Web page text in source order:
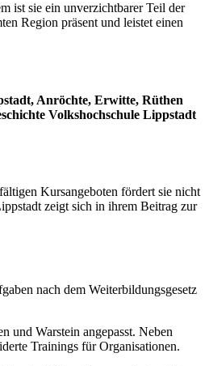
ist sie ein unverzichtbarer Teil der
Region präsent und leistet einen
Anröchte, Erwitte, Rüthen
Volkshochschule Lippstadt
Kursangeboten fördert sie nicht
zeigt sich in ihrem Beitrag zur
nach dem Weiterbildungsgesetz
und Warstein angepasst. Neben
Trainings für Organisationen.